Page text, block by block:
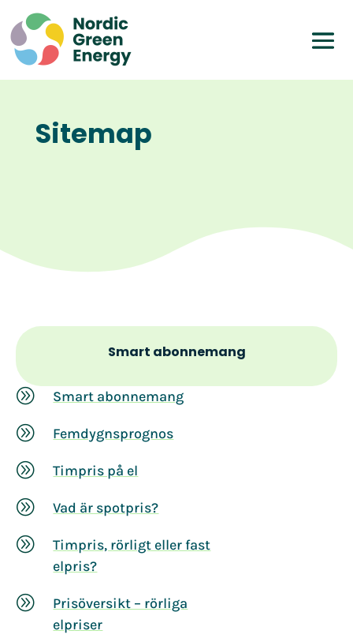
Sitemap
Smart abonnemang
A Smart abonnemang
A Femdygnsprognos
A Timpris på el
A Vad är spotpris?
A
Timpris, rörligt eller fast
elpris?
A
Prisöversikt – rörliga
elpriser